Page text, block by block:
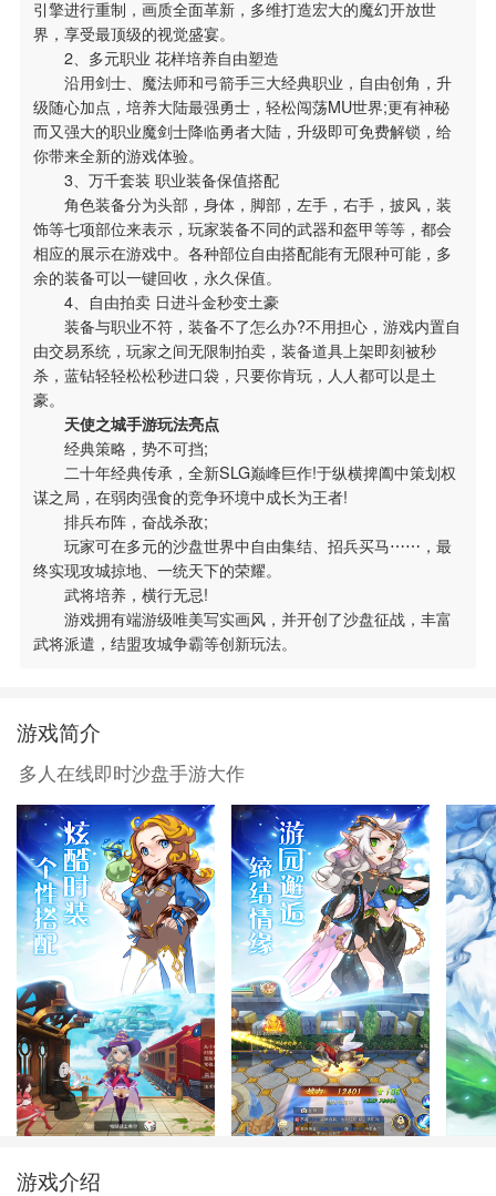
IE下载乐园
引擎进行重制，画质全面革新，多维打造宏大的魔幻开放世
界，享受最顶级的视觉盛宴。
2、多元职业 花样培养自由塑造
沿用剑士、魔法师和弓箭手三大经典职业，自由创角，升
级随心加点，培养大陆最强勇士，轻松闯荡MU世界;更有神秘
而又强大的职业魔剑士降临勇者大陆，升级即可免费解锁，给
你带来全新的游戏体验。
3、万千套装 职业装备保值搭配
角色装备分为头部，身体，脚部，左手，右手，披风，装
饰等七项部位来表示，玩家装备不同的武器和盔甲等等，都会
相应的展示在游戏中。各种部位自由搭配能有无限种可能，多
余的装备可以一键回收，永久保值。
4、自由拍卖 日进斗金秒变土豪
装备与职业不符，装备不了怎么办?不用担心，游戏内置自
由交易系统，玩家之间无限制拍卖，装备道具上架即刻被秒
杀，蓝钻轻轻松松秒进口袋，只要你肯玩，人人都可以是土
豪。
天使之城手游玩法亮点
经典策略，势不可挡;
二十年经典传承，全新SLG巅峰巨作!于纵横捭阖中策划权
谋之局，在弱肉强食的竞争环境中成长为王者!
排兵布阵，奋战杀敌;
玩家可在多元的沙盘世界中自由集结、招兵买马⋯⋯，最
终实现攻城掠地、一统天下的荣耀。
武将培养，横行无忌!
游戏拥有端游级唯美写实画风，并开创了沙盘征战，丰富
武将派遣，结盟攻城争霸等创新玩法。
游戏简介
多人在线即时沙盘手游大作
游戏介绍